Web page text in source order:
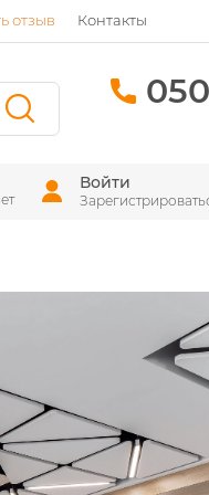
отзыв Контакты
Войти